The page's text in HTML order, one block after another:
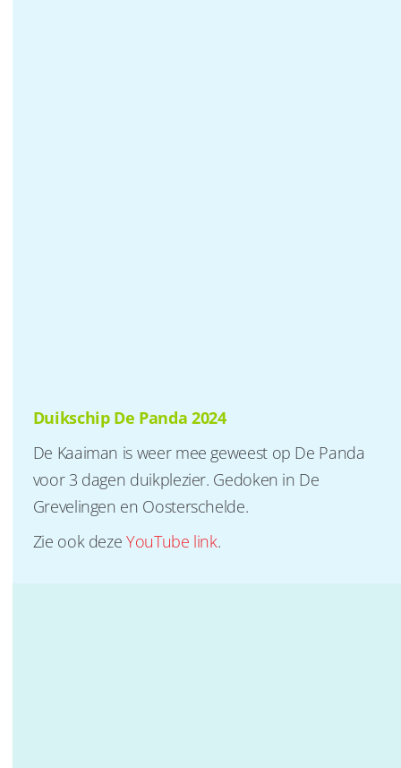
Duikschip De Panda 2024
De Kaaiman is weer mee geweest op De Panda
voor 3 dagen duikplezier. Gedoken in De
Grevelingen en Oosterschelde.
Zie ook dezeYouTube link.